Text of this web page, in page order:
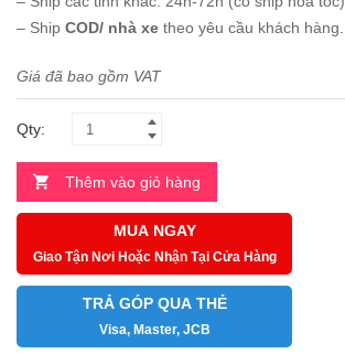
– Ship COD/ nhà xe theo yêu cầu khách hàng.
Giá đã bao gồm VAT
Qty:
Thêm vào giỏ hàng
MUA NGAY
Giao Tận Nơi Hoặc Nhận Tại Cửa Hàng
TRẢ GÓP QUA THẺ
Visa, Master, JCB